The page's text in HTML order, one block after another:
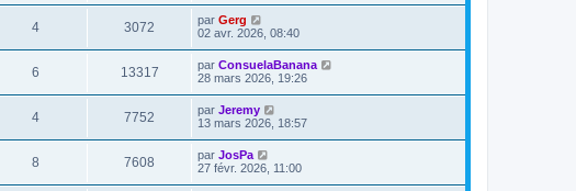
4 3072 par Gerg
02 avr. 2026, 08:40
6 13317 par ConsuelaBanana
28 mars 2026, 19:26
4 7752 par Jeremy
13 mars 2026, 18:57
8 7608 par JosPa
27 févr. 2026, 11:00